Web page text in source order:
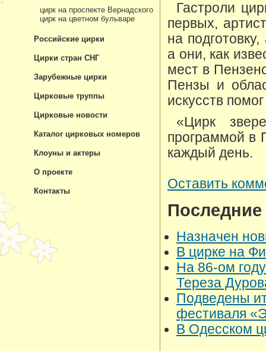
Гастроли
первых,
на
а они, как
мест в
Пензы и
искусств
«Цирк
программой в
каждый день.
Оставить
Назначен
В цирке на
На 86-ом
Тереза
Подведены
фестиваля
В Одесском
цирк на проспекте Вернадского
цирк на цветном бульваре
Российские цирки
Цирки стран СНГ
Зарубежные цирки
Цирковые труппы
Цирковые новости
Каталог цирковых номеров
Клоуны и актеры
О проекте
Контакты